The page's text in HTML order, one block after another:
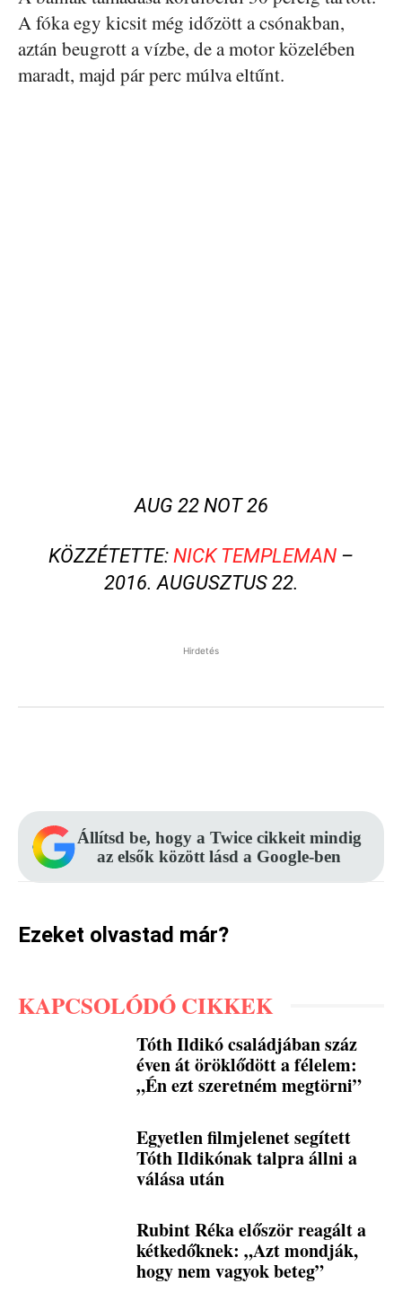
A fóka egy kicsit még időzött a csónakban,
aztán beugrott a vízbe, de a motor közelében
maradt, majd pár perc múlva eltűnt.
AUG 22 NOT 26
KÖZZÉTETTE: NICK TEMPLEMAN –
2016. AUGUSZTUS 22.
Hirdetés
Állítsd be, hogy a Twice cikkeit mindig
az elsők között lásd a Google-ben
Ezeket olvastad már?
KAPCSOLÓDÓ CIKKEK
Tóth Ildikó családjában száz
éven át öröklődött a félelem:
„Én ezt szeretném megtörni”
Egyetlen filmjelenet segített
Tóth Ildikónak talpra állni a
válása után
Rubint Réka először reagált a
kétkedőknek: „Azt mondják,
hogy nem vagyok beteg”